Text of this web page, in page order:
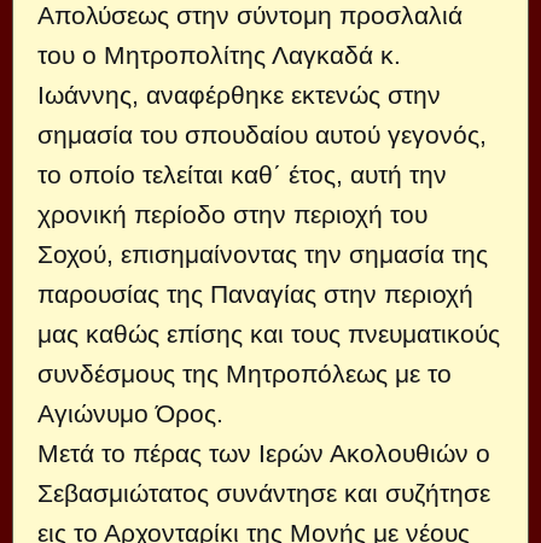
Απολύσεως στην σύντομη προσλαλιά
του ο Μητροπολίτης Λαγκαδά κ.
Ιωάννης, αναφέρθηκε εκτενώς στην
σημασία του σπουδαίου αυτού γεγονός,
το οποίο τελείται καθ΄ έτος, αυτή την
χρονική περίοδο στην περιοχή του
Σοχού, επισημαίνοντας την σημασία της
παρουσίας της Παναγίας στην περιοχή
μας καθώς επίσης και τους πνευματικούς
συνδέσμους της Μητροπόλεως με το
Αγιώνυμο Όρος.
Μετά το πέρας των Ιερών Ακολουθιών ο
Σεβασμιώτατος συνάντησε και συζήτησε
εις το Αρχονταρίκι της Μονής με νέους